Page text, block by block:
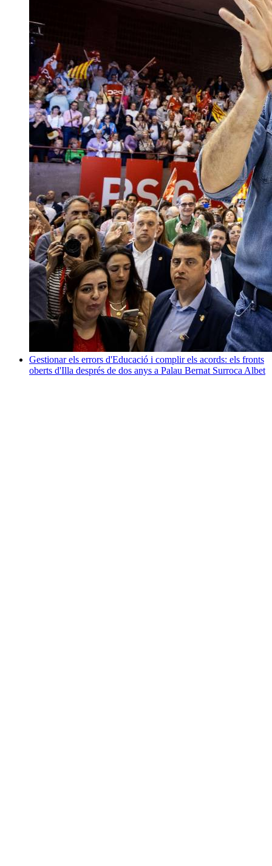
Gestionar els errors d'Educació i complir els acords: els fronts
oberts d'Illa després de dos anys a Palau Bernat Surroca Albet